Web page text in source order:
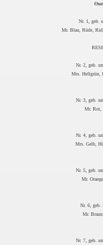
Nr. 1, geb.
Mr. Blau, Rüde,
Nr. 2, geb.
Mrs. Hellgrün,
Nr. 3, geb.
Mr. Rot,
Nr. 4, geb.
Mrs. Gelb,
Nr. 5, geb.
Mr.
Nr. 6, geb.
Mr.
Nr. 7, geb.